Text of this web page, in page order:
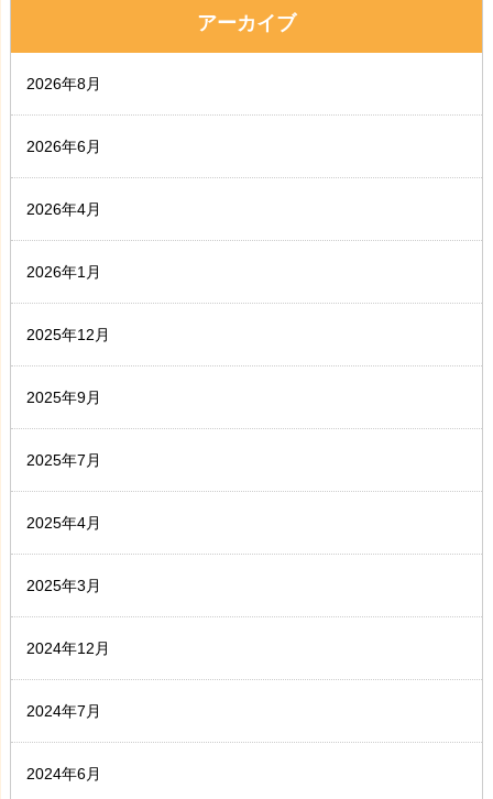
アーカイブ
2026年8月
2026年6月
2026年4月
2026年1月
2025年12月
2025年9月
2025年7月
2025年4月
2025年3月
2024年12月
2024年7月
2024年6月